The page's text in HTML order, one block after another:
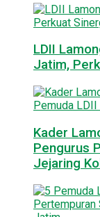
LDII
Jatim,
Kader
Pengurus
Jejaring